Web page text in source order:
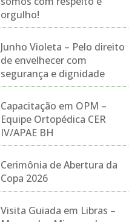
orgulho!
Junho Violeta – Pelo direito
de envelhecer com
segurança e dignidade
Capacitação em OPM –
Equipe Ortopédica CER
IV/APAE BH
Cerimônia de Abertura da
Copa 2026
Visita Guiada em Libras –